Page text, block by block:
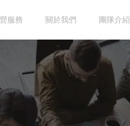
服務 關於我們 團隊介紹